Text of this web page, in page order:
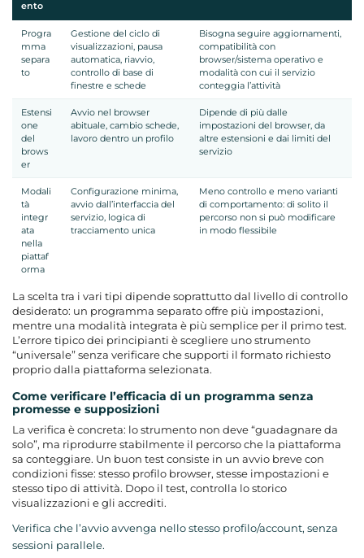
ento
Progra
mma
separa
to
Gestione del ciclo di
visualizzazioni, pausa
automatica, riavvio,
controllo di base di
finestre e schede
Bisogna seguire aggiornamenti,
compatibilità con
browser/sistema operativo e
modalità con cui il servizio
conteggia l’attività
Estensi
one
del
brows
er
Avvio nel browser
abituale, cambio schede,
lavoro dentro un profilo
Dipende di più dalle
impostazioni del browser, da
altre estensioni e dai limiti del
servizio
Modali
tà
integr
ata
nella
piattaf
orma
Configurazione minima,
avvio dall’interfaccia del
servizio, logica di
tracciamento unica
Meno controllo e meno varianti
di comportamento: di solito il
percorso non si può modificare
in modo flessibile
La scelta tra i vari tipi dipende soprattutto dal livello di controllo
desiderato: un programma separato offre più impostazioni,
mentre una modalità integrata è più semplice per il primo test.
L’errore tipico dei principianti è scegliere uno strumento
“universale” senza verificare che supporti il formato richiesto
proprio dalla piattaforma selezionata.
Come verificare l’efficacia di un programma senza
promesse e supposizioni
La verifica è concreta: lo strumento non deve “guadagnare da
solo”, ma riprodurre stabilmente il percorso che la piattaforma
sa conteggiare. Un buon test consiste in un avvio breve con
condizioni fisse: stesso profilo browser, stesse impostazioni e
stesso tipo di attività. Dopo il test, controlla lo storico
visualizzazioni e gli accrediti.
Verifica che l’avvio avvenga nello stesso profilo/account, senza
sessioni parallele.